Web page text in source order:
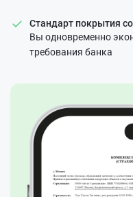
Стандарт покрытия
Вы одновременно
требования банка